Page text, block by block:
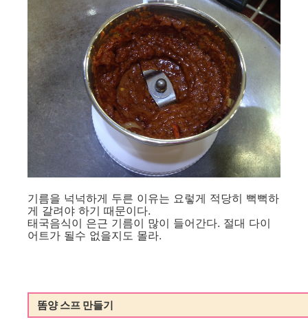
기름을 넉넉하게 두른 이유는 요렇게 적당히 뻑뻑하
게 갈려야 하기 때문이다.
태국음식이 은근 기름이 많이 들어간다. 절대 다이
어트가 될수 없을지도 몰라.
똠양 스프 만들기